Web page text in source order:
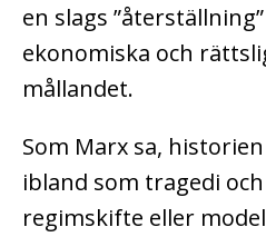
en slags
ekonomiska och
mållandet.
Som Marx sa,
ibland som tragedi
regimskifte eller